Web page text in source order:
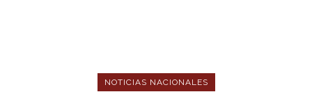
NOTICIAS NACIONALES